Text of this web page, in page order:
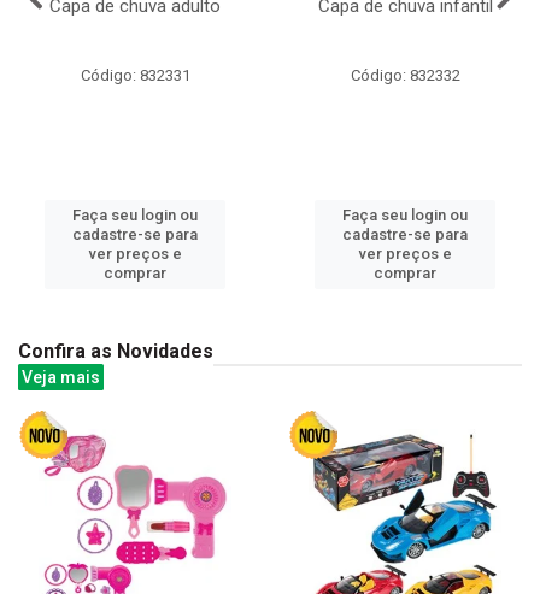
Capa de chuva adulto
Código: 832331
Faça seu login ou
cadastre-se para
ver preços e
comprar
Capa de chuva infantil
Código: 832332
Faça seu login ou
cadastre-se para
ver preços e
comprar
Confira as Novidades
Veja mais